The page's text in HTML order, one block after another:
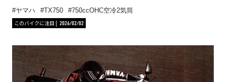
ヤマハ TX750
750ccOHC空冷2気筒
このバイクに注目
2026/02/02